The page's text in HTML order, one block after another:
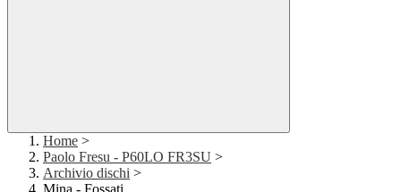
Home >
Paolo Fresu - P60LO FR3SU >
Archivio dischi >